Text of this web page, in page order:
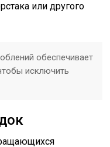
или другого
обеспечивает
исключить